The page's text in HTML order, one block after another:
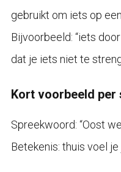
gebruikt om iets op
Bijvoorbeeld: “iets
dat je iets niet te
Kort voorbeeld per
Spreekwoord: “Oost
Betekenis: thuis voel